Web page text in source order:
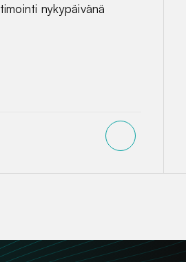
nykypäivänä